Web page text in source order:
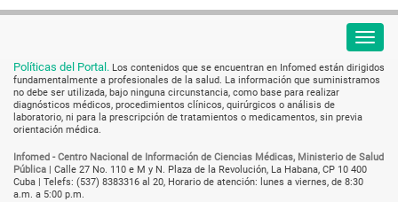
Políticas del Portal. Los contenidos que se encuentran en Infomed están dirigidos
fundamentalmente a profesionales de la salud. La información que suministramos
no debe ser utilizada, bajo ninguna circunstancia, como base para realizar
diagnósticos médicos, procedimientos clínicos, quirúrgicos o análisis de
laboratorio, ni para la prescripción de tratamientos o medicamentos, sin previa
orientación médica.
Infomed - Centro Nacional de Información de Ciencias Médicas, Ministerio de Salud
Pública | Calle 27 No. 110 e M y N. Plaza de la Revolución, La Habana, CP 10 400
Cuba | Telefs: (537) 8383316 al 20, Horario de atención: lunes a viernes, de 8:30
a.m. a 5:00 p.m.